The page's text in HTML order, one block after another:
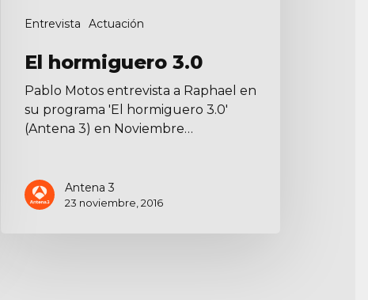
Entrevista Actuación
El hormiguero 3.0
Pablo Motos entrevista a Raphael en
su programa 'El hormiguero 3.0'
(Antena 3) en Noviembre…
Antena 3
23 noviembre, 2016